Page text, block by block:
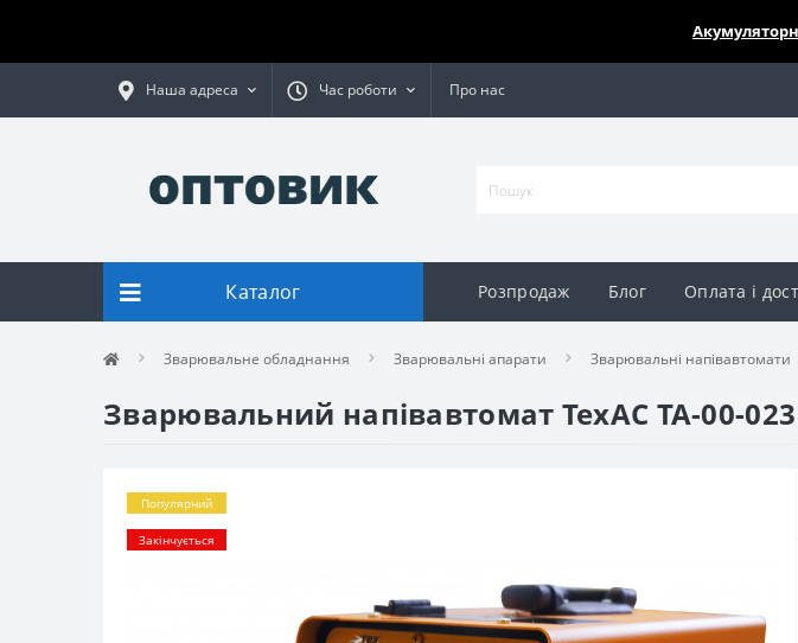
Наша адреса Час роботи Про нас
Каталог Розпродаж Блог Оплата і
Зварювальне обладнання Зварювальні апарати Зварювальні напівавтомати
Зварювальний напівавтомат ТехАС ТА-00-023
Популярний
Закінчується